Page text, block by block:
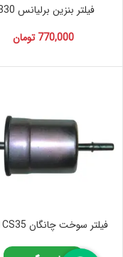
فیلتر بنزین برلیانس H330
770,000 تومان
فیلتر سوخت چانگان CS35 اصلی